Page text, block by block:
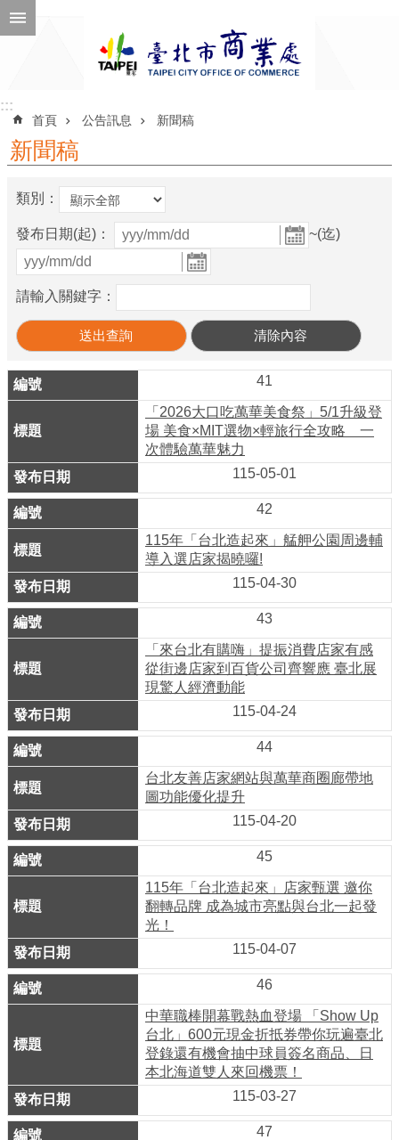
跳到主要內容區塊
告
訊
息
機
關
介
業
務
訊
線
上
服
務
公
司
及
業
登
記
服
商
業
理
商
業
發
與
導
商
::::::
首頁 公告訊息 新聞稿
新聞稿
類別：
發布日期(起)： ~(迄)
請輸入關鍵字：
41
「2026大口吃萬華美食祭」5/1升級登
場 美食×MIT選物×輕旅行全攻略 一
次體驗萬華魅力
115-05-01
42
115年「台北造起來」艋舺公園周邊輔
導入選店家揭曉囉!
115-04-30
43
「來台北有購嗨」提振消費店家有感
從街邊店家到百貨公司齊響應 臺北展
現驚人經濟動能
115-04-24
44
台北友善店家網站與萬華商圈廊帶地
圖功能優化提升
115-04-20
45
115年「台北造起來」店家甄選 邀你
翻轉品牌 成為城市亮點與台北一起發
光！
115-04-07
46
中華職棒開幕戰熱血登場 「Show Up
台北」600元現金折抵券帶你玩遍臺北
登錄還有機會抽中球員簽名商品、日
本北海道雙人來回機票！
115-03-27
47